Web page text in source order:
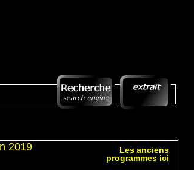
2019
Les anciens
programmes ici